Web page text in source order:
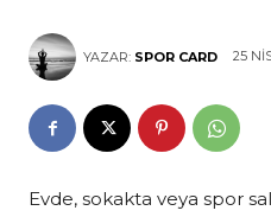
YAZAR: SPOR CARD 25
Evde, sokakta veya spor